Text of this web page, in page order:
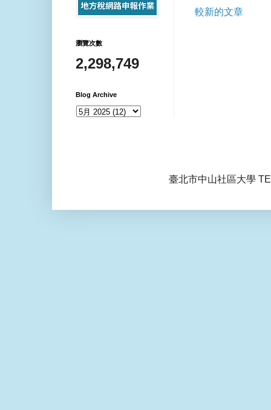
較新的文章
瀏覽次數
2,298,749
Blog Archive
臺北市中山社區大學